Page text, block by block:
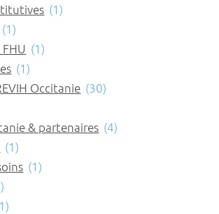
(1)
(1)
(1)
(1)
Occitanie (30)
& partenaires (4)
(1)
(1)